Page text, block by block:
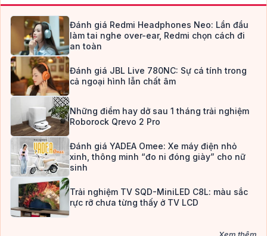
Đánh giá Redmi Headphones Neo: Lần đầu
làm tai nghe over-ear, Redmi chọn cách đi
an toàn
Đánh giá JBL Live 780NC: Sự cá tính trong
cả ngoại hình lẫn chất âm
Những điểm hay dở sau 1 tháng trải nghiệm
Roborock Qrevo 2 Pro
Đánh giá YADEA Omee: Xe máy điện nhỏ
xinh, thông minh “đo ni đóng giày” cho nữ
sinh
Trải nghiệm TV SQD-MiniLED C8L: màu sắc
rực rỡ chưa từng thấy ở TV LCD